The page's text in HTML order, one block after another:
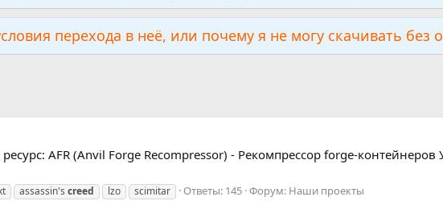
перехода в неё, или почему я не могу скачивать без
AFR (Anvil Forge Recompressor) - Рекомпрессор forge-
assassin's creed lzo scimitar Ответы: 145 Форум: Наши проекты